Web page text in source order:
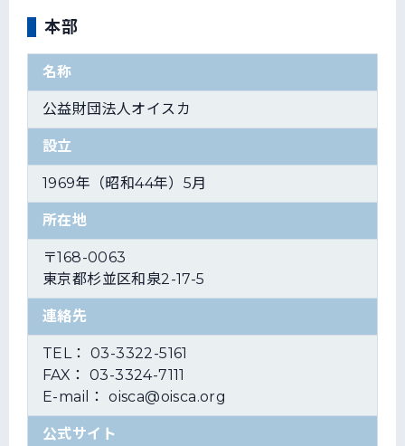
本部
名称
公益財団法人オイスカ
設立
1969年（昭和44年）5月
所在地
〒168-0063
東京都杉並区和泉2-17-5
連絡先
TEL： 03-3322-5161
FAX： 03-3324-7111
E-mail： oisca@oisca.org
公式サイト